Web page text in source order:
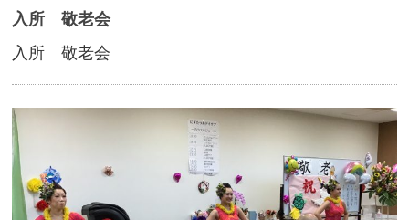
入所 敬老会
入所 敬老会